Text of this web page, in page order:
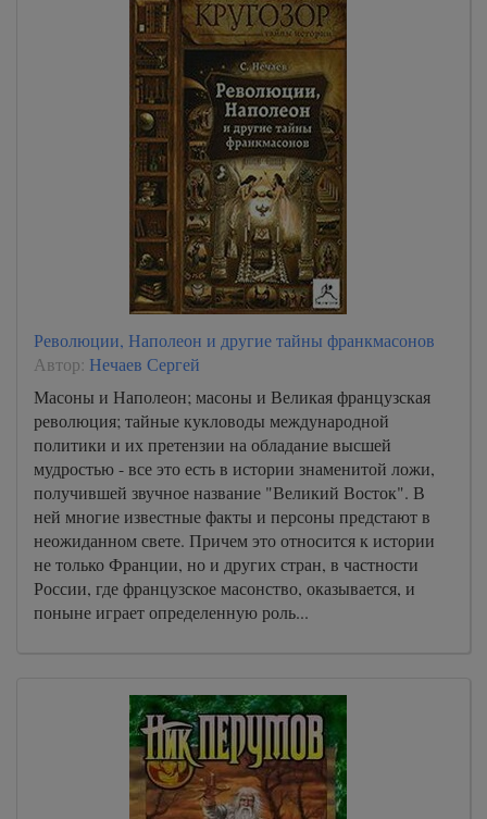
Революции, Наполеон и другие тайны франкмасонов
Автор: Нечаев Сергей
Масоны и Наполеон; масоны и Великая французская
революция; тайные кукловоды международной
политики и их претензии на обладание высшей
мудростью - все это есть в истории знаменитой ложи,
получившей звучное название "Великий Восток". В
ней многие известные факты и персоны предстают в
неожиданном свете. Причем это относится к истории
не только Франции, но и других стран, в частности
России, где французское масонство, оказывается, и
поныне играет определенную роль...